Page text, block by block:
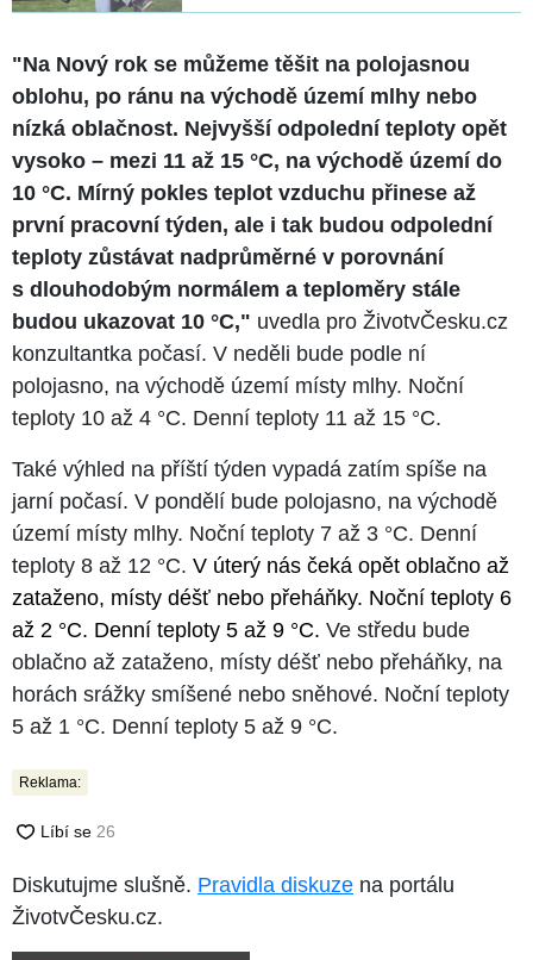
"Na Nový rok se můžeme těšit na polojasnou
oblohu, po ránu na východě území mlhy nebo
nízká oblačnost. Nejvyšší odpolední teploty opět
vysoko – mezi 11 až 15 °C, na východě území do
10 °C. Mírný pokles teplot vzduchu přinese až
první pracovní týden, ale i tak budou odpolední
teploty zůstávat nadprůměrné v porovnání
s dlouhodobým normálem a teploměry stále
budou ukazovat 10 °C," uvedla pro ŽivotvČesku.cz
konzultantka počasí. V neděli bude podle ní
polojasno, na východě území místy mlhy. Noční
teploty 10 až 4 °C. Denní teploty 11 až 15 °C.
Také výhled na příští týden vypadá zatím spíše na
jarní počasí. V pondělí bude polojasno, na východě
území místy mlhy. Noční teploty 7 až 3 °C. Denní
teploty 8 až 12 °C. V úterý nás čeká opět oblačno až
zataženo, místy déšť nebo přeháňky. Noční teploty 6
až 2 °C. Denní teploty 5 až 9 °C. Ve středu bude
oblačno až zataženo, místy déšť nebo přeháňky, na
horách srážky smíšené nebo sněhové. Noční teploty
5 až 1 °C. Denní teploty 5 až 9 °C.
Reklama:
Diskutujme slušně. Pravidla diskuze na portálu
ŽivotvČesku.cz.